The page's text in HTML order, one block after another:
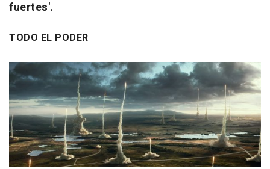
fuertes'.
TODO EL PODER